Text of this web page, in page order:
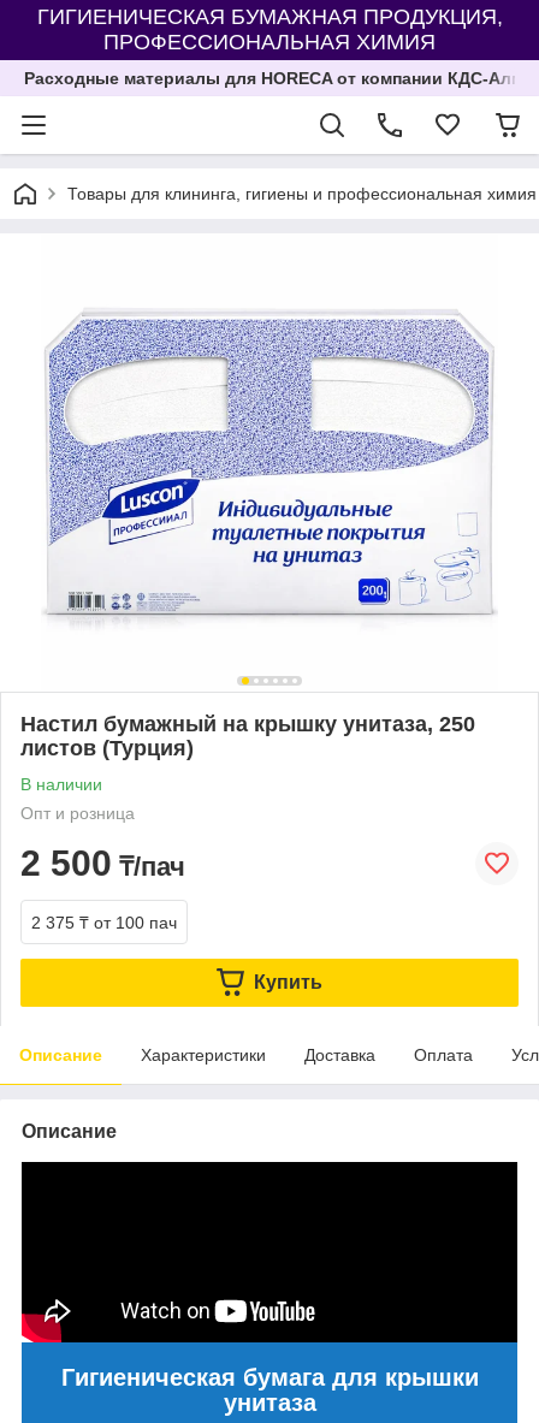
ГИГИЕНИЧЕСКАЯ БУМАЖНАЯ ПРОДУКЦИЯ,
ПРОФЕССИОНАЛЬНАЯ ХИМИЯ
Расходные материалы для HORECA от компании КДС-
Товары для клининга, гигиены и профессиональная химия
Настил бумажный на крышку унитаза, 250
листов (Турция)
В наличии
Опт и розница
2 500 ₸/пач
2 375 ₸ от 100 пач
Купить
Описание Характеристики Доставка Оплата
Описание
Гигиеническая бумага для крышки
унитаза